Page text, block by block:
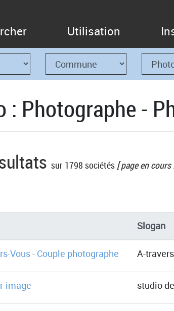
Utilisation
: Photographe -
sur 1798 sociétés [ page en cours
Slogan
Vous - Couple photographe A-
image studio